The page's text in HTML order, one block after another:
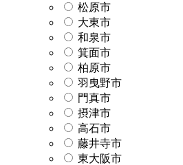
松原市
大東市
和泉市
箕面市
柏原市
羽曳野市
門真市
摂津市
高石市
藤井寺市
東大阪市